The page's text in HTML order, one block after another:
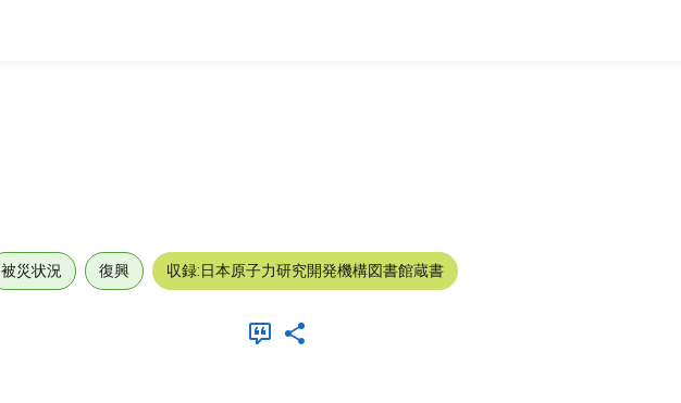
被災状況 復興 収録:日本原子力研究開発機構図書館蔵書